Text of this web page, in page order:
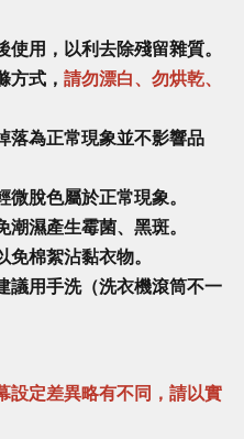
用，以利去除殘留雜質。
方式， 請勿漂白、勿烘乾、
落為正常現象並不影響品
脫色屬於正常現象。
濕產生霉菌、黑斑。
棉絮沾黏衣物。
議用手洗（洗衣機滾筒不一
定差異略有不同，請以實